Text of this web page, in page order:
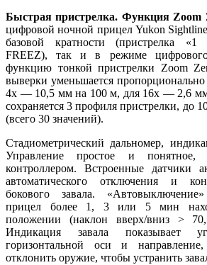
Быстрая пристрелка. Функция Zoom
цифровой ночной прицел Yukon
базовой кратности (пристрелка
FREEZ), так и в режиме цифрового
функцию тонкой пристрелки Zoom
выверки уменьшается пропорционально
4x — 10,5 мм на 100 м, для 16x — 2,6
сохраняется 3 профиля пристрелки, до
(всего 30 значений).
Стадиометрический дальномер,
Управление простое и
контроллером. Встроенные датчики
автоматического отключения и
бокового завала.
прицел более 1, 3 или 5 мин
положении (наклон вверх/вниз >
Индикация завала показывает
горизонтальной оси и
отклонить оружие, чтобы устранить